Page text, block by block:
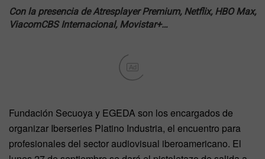
Con la presencia de Atresplayer Premium, Netflix, HBO Max,
ViacomCBS Internacional, Movistar+…
Ad
Fundación Secuoya y EGEDA son los encargados de
organizar Iberseries Platino Industria, el encuentro para
profesionales del sector audiovisual iberoamericano. El